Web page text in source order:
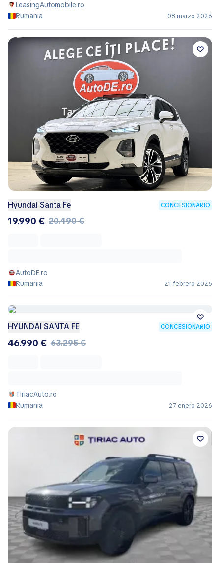
LeasingAutomobile.ro
Rumania
08 marzo 2026
Hyundai Santa Fe CONCESIONARIO
19.990 € 20.490 €
AutoDE.ro
Rumania
21 febrero 2026
HYUNDAI SANTA FE CONCESIONARIO
46.990 € 63.295 €
TiriacAuto.ro
Rumania
27 enero 2026